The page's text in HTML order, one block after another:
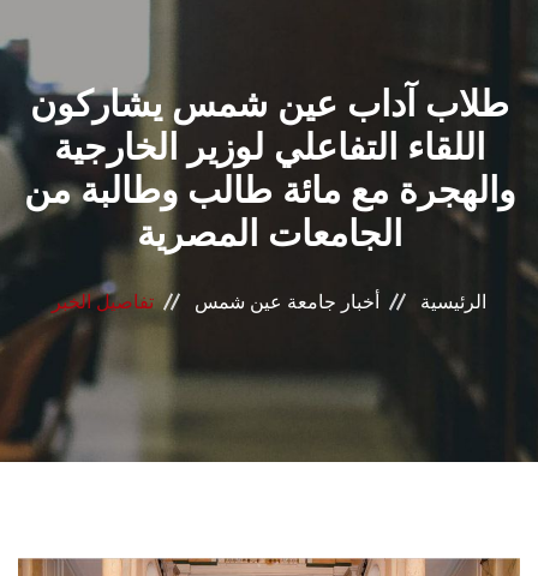
القطاعـات
الشئون الأكاديمية
البحث العلمي
الرعاية الصحية
المراكز والوحدات
الأنظمة الذكية
الإعلام
الطلاب
طلاب آداب عين شمس يشاركون
اللقاء التفاعلي لوزير الخارجية
والهجرة مع مائة طالب وطالبة من
الجامعات المصرية
الرئيسية أخبار جامعة عين شمس تفاصيل الخبر